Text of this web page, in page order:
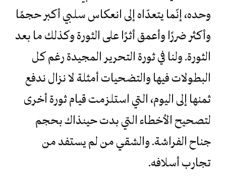
وحده، إنّما يتعدّاه إلى انعكاس سلبي أكبر حجمًا
وأكثر ضررًا وأعمق أثرًا على الثورة وكذلك ما بعد
الثورة. ولنا في ثورة التحرير المجيدة رغم كل
البطولات فيها والتضحيات أمثلة لا نزال ندفع
ثمنها إلى اليوم، التي استلزمت قيام ثورة أخرى
لتصحيح الأخطاء التي بدت حينذاك بحجم
جناح الفراشة. والشقي من لم يستفد من
تجارب أسلافه.